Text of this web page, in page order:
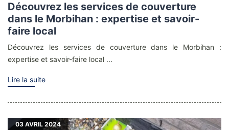
Découvrez les services de couverture
dans le Morbihan : expertise et savoir-
faire local
Découvrez les services de couverture dans le Morbihan :
expertise et savoir-faire local ...
Lire la suite
03 AVRIL 2024